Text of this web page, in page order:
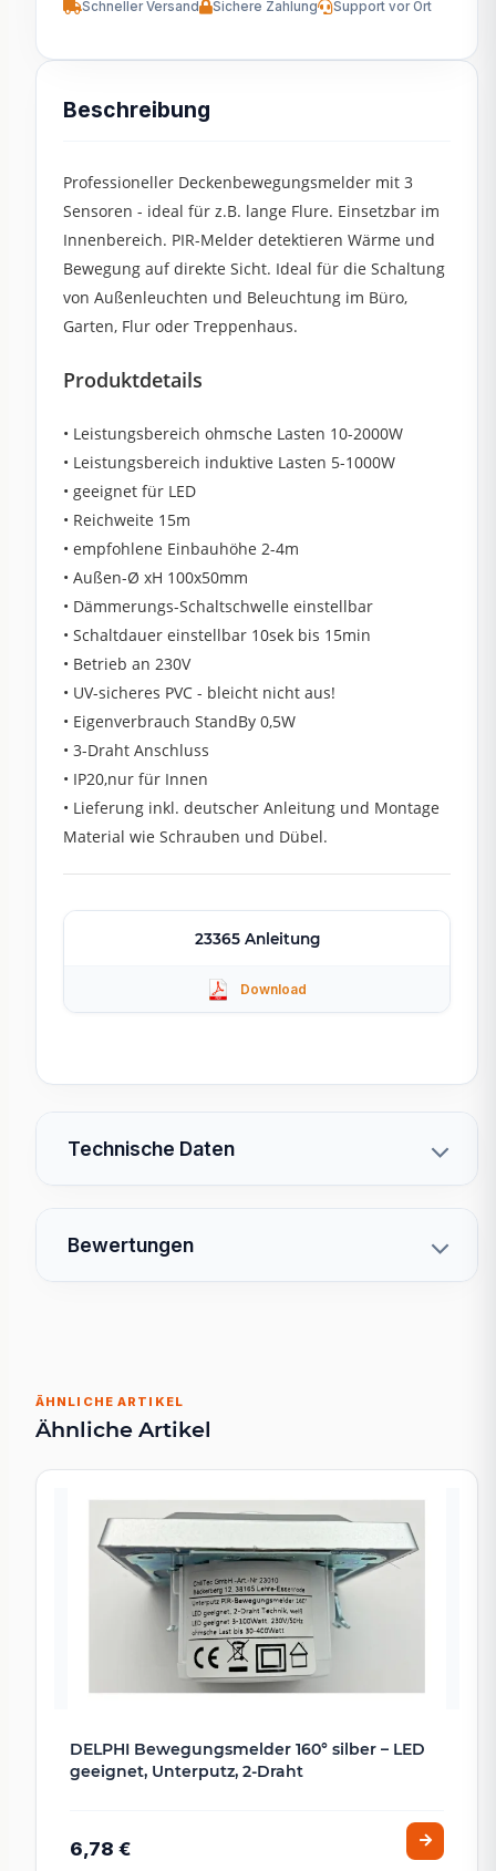
Schneller Versand Sichere Zahlung Support vor Ort
Beschreibung
Professioneller Deckenbewegungsmelder mit 3
Sensoren - ideal für z.B. lange Flure. Einsetzbar im
Innenbereich. PIR-Melder detektieren Wärme und
Bewegung auf direkte Sicht. Ideal für die Schaltung
von Außenleuchten und Beleuchtung im Büro,
Garten, Flur oder Treppenhaus.
Produktdetails
• Leistungsbereich ohmsche Lasten 10-2000W
• Leistungsbereich induktive Lasten 5-1000W
• geeignet für LED
• Reichweite 15m
• empfohlene Einbauhöhe 2-4m
• Außen-Ø xH 100x50mm
• Dämmerungs-Schaltschwelle einstellbar
• Schaltdauer einstellbar 10sek bis 15min
• Betrieb an 230V
• UV-sicheres PVC - bleicht nicht aus!
• Eigenverbrauch StandBy 0,5W
• 3-Draht Anschluss
• IP20,nur für Innen
• Lieferung inkl. deutscher Anleitung und Montage
Material wie Schrauben und Dübel.
23365 Anleitung
Technische Daten
Bewertungen
ÄHNLICHE ARTIKEL
Ähnliche Artikel
DELPHI Bewegungsmelder 160° silber – LED
geeignet, Unterputz, 2-Draht
6,78 €